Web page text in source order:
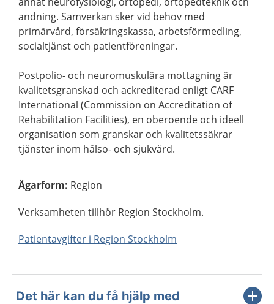
andning. Samverkan sker vid behov med
primärvård, försäkringskassa, arbetsförmedling,
socialtjänst och patientföreningar.
Postpolio- och neuromuskulära mottagning är
kvalitetsgranskad och ackrediterad enligt CARF
International (Commission on Accreditation of
Rehabilitation Facilities), en oberoende och ideell
organisation som granskar och kvalitetssäkrar
tjänster inom hälso- och sjukvård.
Ägarform: Region
Verksamheten tillhör Region Stockholm.
Patientavgifter i Region Stockholm
Det här kan du få hjälp med